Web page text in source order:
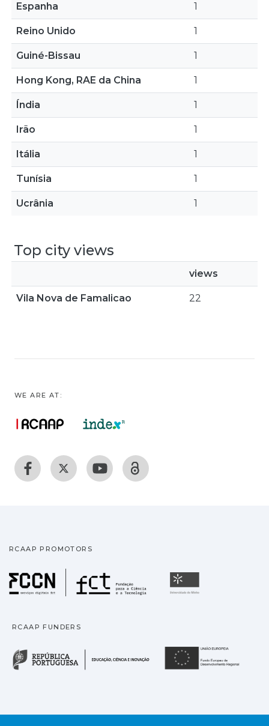
Espanha 1
Reino Unido 1
Guiné-Bissau 1
Hong Kong, RAE da China 1
Índia 1
Irão 1
Itália 1
Tunísia 1
Ucrânia 1
Top city views
views
Vila Nova de Famalicao 22
WE ARE AT:
RCAAP PROMOTORS
Fundação para a
RCAAP FUNDERS
República Portuguesa